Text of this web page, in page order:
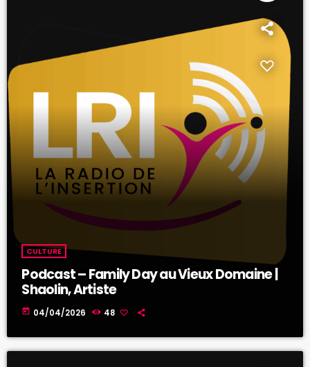
CULTURE
Podcast – Family Day au Vieux Domaine |
Shaolin, Artiste
today 04/04/2026 48